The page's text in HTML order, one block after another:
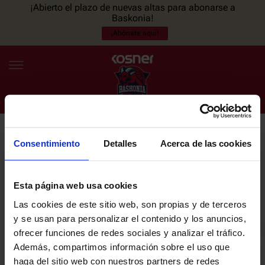
Consentimiento Detalles Acerca de las cookies
Esta página web usa cookies
Las cookies de este sitio web, son propias y de terceros
y se usan para personalizar el contenido y los anuncios,
ofrecer funciones de redes sociales y analizar el tráfico.
Además, compartimos información sobre el uso que
haga del sitio web con nuestros partners de redes
¡Abierto el plazo de nuevas altas para abonarse a
Baskonia!
¡Abónate aquí!
ES EU
NOTICIAS
PLANTILLA
ENTRADAS
NEWSLETTER
últimas noticias y promociones del club.
Email
He leído y acepto laPolítica de privacidaddel SASKI BASKONIA